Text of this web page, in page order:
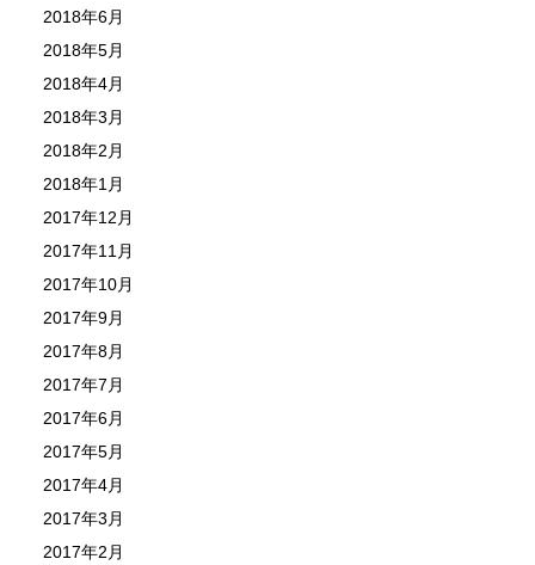
2018年6月
2018年5月
2018年4月
2018年3月
2018年2月
2018年1月
2017年12月
2017年11月
2017年10月
2017年9月
2017年8月
2017年7月
2017年6月
2017年5月
2017年4月
2017年3月
2017年2月